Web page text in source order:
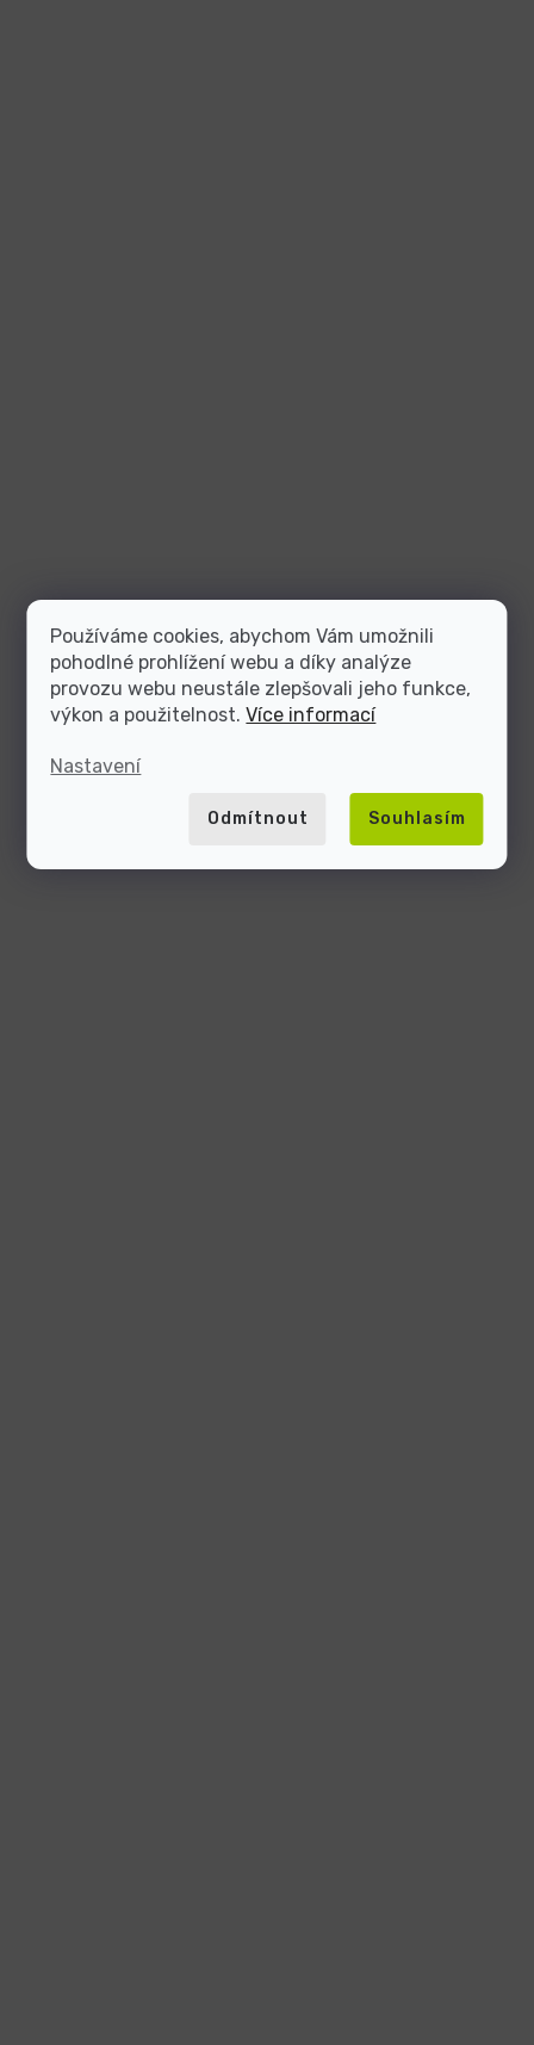
Používáme cookies, abychom Vám umožnili
pohodlné prohlížení webu a díky analýze
provozu webu neustále zlepšovali jeho funkce,
výkon a použitelnost.Více informací
Nastavení
Odmítnout Souhlasím